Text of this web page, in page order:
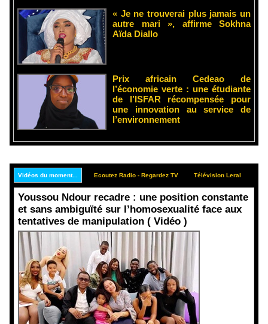
« Je ne trouverai plus jamais un
autre mari », affirme Sokhna
Aïda Diallo
Prix africain Cedeao de
l’économie verte : une étudiante
de l’ISFAR récompensée pour
une innovation au service de
l’environnement
Vidéos du moment... Ecoutez Radio - Regardez TV Télévision Leral
Youssou Ndour recadre : une position constante
et sans ambiguïté sur l’homosexualité face aux
tentatives de manipulation ( Vidéo )